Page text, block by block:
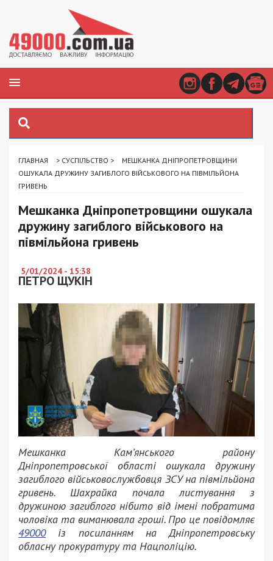
ГЛАВНАЯ > СУСПІЛЬСТВО >
МЕШКАНКА ДНІПРОПЕТРОВЩИНИ
ОШУКАЛА ДРУЖИНУ ЗАГИБЛОГО ВІЙСЬКОВОГО НА ПІВМІЛЬЙОНА
ГРИВЕНЬ
Мешканка Дніпропетровщини ошукала
дружину загиблого військового на
півмільйона гривень
5/01/2024 - 15:38
ПЕТРО ЩУКІН
Мешканка Кам’янського району
Дніпропетровської області ошукала дружину
загиблого військовослужбовця ЗСУ на півмільйона
гривень. Шахрайка почала листування з
дружиною загиблого нібито від імені побратима
чоловіка та виманювала гроші. Про це повідомляє
49000із посиланням на Дніпропетровську
обласну прокуратуру та Нацполіцію.